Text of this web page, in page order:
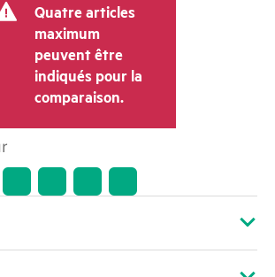
la TVA ou les taxes sur la vente
d’expédition. Le prix de la
déterminé par le revendeur
par rapport à d’autres
et au prix indicatif affiché.
indicatifs peuvent inclure des
limitées dans le
HPE se réserve le droit d’ajuster
à tout moment pour diverses
notamment, mais sans s’y limiter,
d’un produit, la disponibilité
de promotion et des erreurs
publicités.
Quatre articles
maximum
peuvent être
indiqués pour la
comparaison.
commerciale